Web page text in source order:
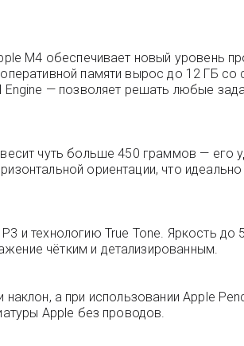
M4 обеспечивает новый уровень
памяти вырос до 12 ГБ
— позволяет решать любые
чуть больше 450 граммов — его
ориентации, что
и технологию True Tone. Яркость до
чётким и детализированным.
а при использовании Apple
Apple без проводов.